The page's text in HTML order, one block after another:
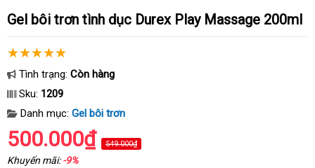
Gel bôi trơn tình dục Durex Play Massage 200ml
Tình trạng: Còn hàng
Sku: 1209
Danh mục: Gel bôi trơn
500.000₫ 549.000₫
Khuyến mãi:-9%